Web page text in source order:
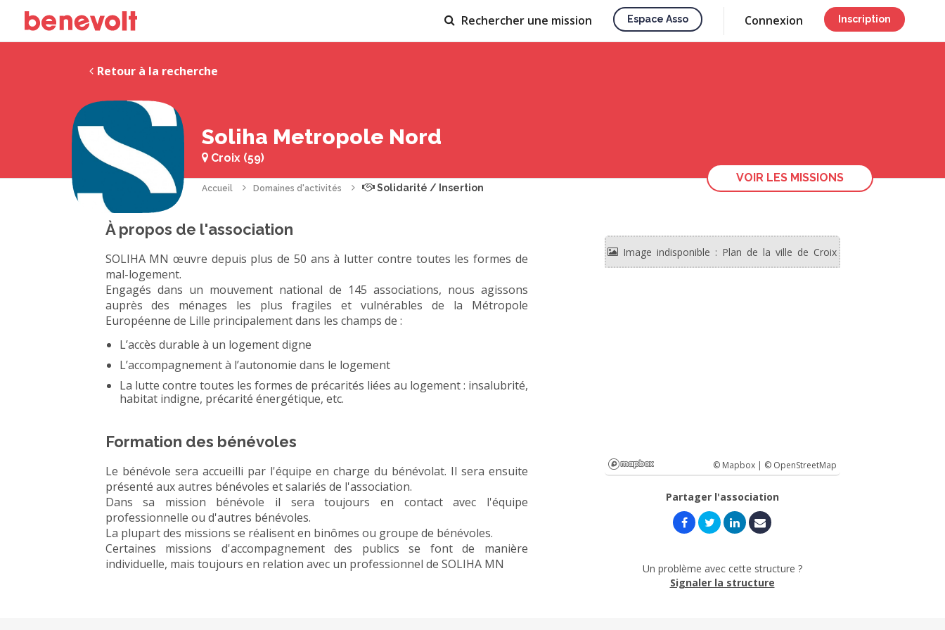
Rechercher une mission Espace Asso Connexion Inscription
Retour à la recherche
VOIR LES MISSIONS
Soliha Metropole Nord
Croix (59)
Accueil Domaines d'activités Solidarité / Insertion
À propos de l'association
SOLIHA MN œuvre depuis plus de 50 ans à lutter contre toutes les formes de
mal-logement.
Engagés dans un mouvement national de 145 associations, nous agissons
auprès des ménages les plus fragiles et vulnérables de la Métropole
Européenne de Lille principalement dans les champs de :
L’accès durable à un logement digne
L’accompagnement à l’autonomie dans le logement
La lutte contre toutes les formes de précarités liées au logement : insalubrité,
habitat indigne, précarité énergétique, etc.
Formation des bénévoles
Le bénévole sera accueilli par l'équipe en charge du bénévolat. Il sera ensuite
présenté aux autres bénévoles et salariés de l'association.
Dans sa mission bénévole il sera toujours en contact avec l'équipe
professionnelle ou d'autres bénévoles.
La plupart des missions se réalisent en binômes ou groupe de bénévoles.
Certaines missions d'accompagnement des publics se font de manière
individuelle, mais toujours en relation avec un professionnel de SOLIHA MN
© Mapbox | © OpenStreetMap
Partager l'association
Un problème avec cette structure ?
Signaler la structure